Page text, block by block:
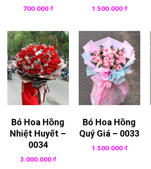
700.000₫ 1.500.000₫
Bó Hoa Hồng
Nhiệt Huyết –
0034
3.000.000₫
Bó Hoa Hồng
Quý Giá – 0033
1.500.000₫